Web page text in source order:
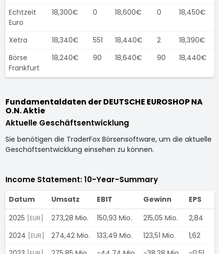
Echtzeit
Euro
18,300€ 0 18,600€ 0 18,450€
Xetra 18,340€ 551 18,440€ 2
18,390€
Börse
Frankfurt
18,240€ 90 18,640€ 90 18,440€
Fundamentaldaten der DEUTSCHE EUROSHOP NA
O.N. Aktie
Aktuelle Geschäftsentwicklung
Sie benötigen die TraderFox Börsensoftware, um die aktuelle
Geschäftsentwicklung einsehen zu können.
Income Statement: 10-Year-Summary
Datum Umsatz EBIT Gewinn EPS
2025
[EUR] 273,28 Mio. 150,93 Mio. 215,05 Mio. 2,84
2024
[EUR] 274,42 Mio. 133,49 Mio. 123,51 Mio. 1,62